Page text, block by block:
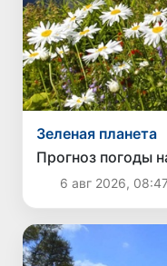
Зеленая планета
Прогноз погоды
6 авг 2026,